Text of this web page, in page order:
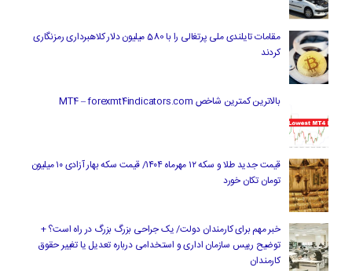
مقامات تایلندی ملی پرتغالی را با 580 میلیون دلار کلاهبرداری رمزنگاری
کردند
بالاترین کمترین شاخص MT4 – forexmt4indicators.com
قیمت جدید طلا و سکه ۱۲ مهرماه ۱۴۰۴/ قیمت سکه بهار آزادی ۱۰ میلیون
تومان تکان خورد
خبر مهم برای کارمندان دولت/ یک جراحی بزرگ بزرگ در راه است؟ +
توضیح رییس سازمان اداری و استخدامی درباره تعدیل یا تغییر حقوق
کارمندان